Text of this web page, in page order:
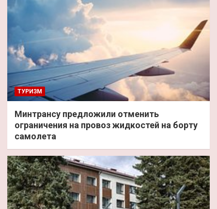
ТУРИЗМ
Минтрансу предложили отменить
ограничения на провоз жидкостей на борту
самолета